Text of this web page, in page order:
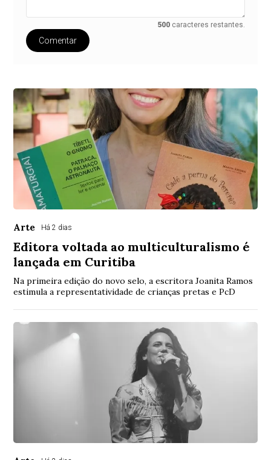
500 caracteres restantes.
Comentar
Arte Há 2 dias
Editora voltada ao multiculturalismo é
lançada em Curitiba
Na primeira edição do novo selo, a escritora Joanita Ramos
estimula a representatividade de crianças pretas e PcD